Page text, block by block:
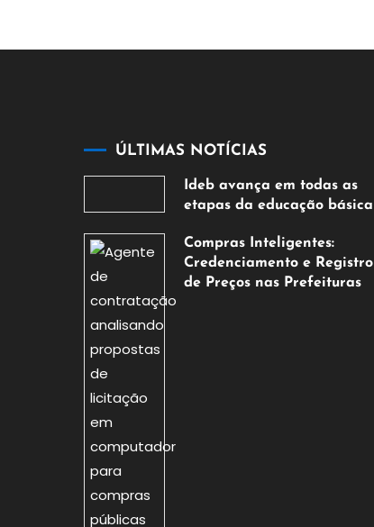
ÚLTIMAS NOTÍCIAS
Ideb avança em todas as
etapas da educação básica
de
agosto
Compras Inteligentes:
Credenciamento e Registro
de Preços nas Prefeituras